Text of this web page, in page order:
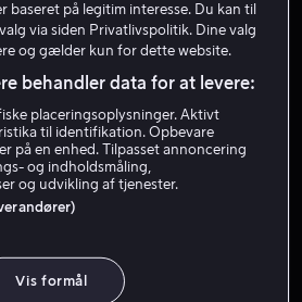
Filmmager Gæst Producer
baseret på legitim interesse. Du kan til
via siden Privatlivspolitik. Dine valg
og gælder kun for dette website.
behandler data for at levere:
placeringsoplysninger. Aktivt
til identifikation. Opbevare
på en enhed. Tilpasset annoncering
og indholdsmåling,
og udvikling af tjenester.
Vis formål